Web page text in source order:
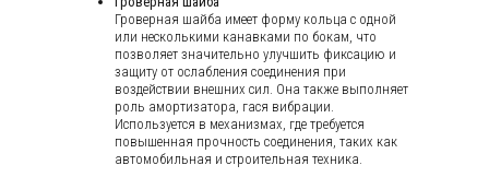
Гроверная шайба имеет форму кольца с одной
или несколькими канавками по бокам, что
позволяет значительно улучшить фиксацию и
защиту от ослабления соединения при
воздействии внешних сил. Она также выполняет
роль амортизатора, гася вибрации.
Используется в механизмах, где требуется
повышенная прочность соединения, таких как
автомобильная и строительная техника.